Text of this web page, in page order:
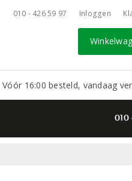
010 - 426 59 97 Inloggen
Vóór 16:00 besteld, vandaag
010